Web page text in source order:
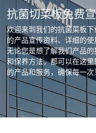
抗菌切菜板免费
欢迎来到我们的抗菌菜板
的产品宣传资料、详细的使
无论您是想了解我们产品
和保养方法，都可以在这
的产品和服务，确保每一